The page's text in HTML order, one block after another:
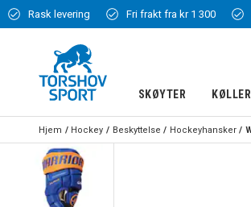
Rask levering Fri frakt fra kr 1 300
SKØYTER KØLLER
Hjem Hockey Beskyttelse Hockeyhansker